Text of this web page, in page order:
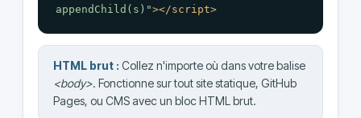
appendChild(s)"></script>
HTML brut : Collez n'importe où dans votre balise
<body>. Fonctionne sur tout site statique, GitHub
Pages, ou CMS avec un bloc HTML brut.